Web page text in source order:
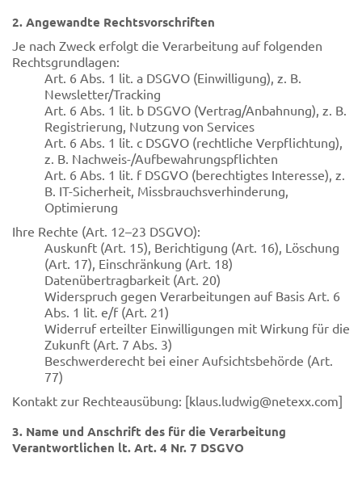
2. Angewandte Rechtsvorschriften
Je nach Zweck erfolgt die Verarbeitung auf folgenden
Rechtsgrundlagen:
Art. 6 Abs. 1 lit. a DSGVO (Einwilligung), z. B.
Newsletter/Tracking
Art. 6 Abs. 1 lit. b DSGVO (Vertrag/Anbahnung), z. B.
Registrierung, Nutzung von Services
Art. 6 Abs. 1 lit. c DSGVO (rechtliche Verpflichtung),
z. B. Nachweis-/Aufbewahrungspflichten
Art. 6 Abs. 1 lit. f DSGVO (berechtigtes Interesse), z.
B. IT-Sicherheit, Missbrauchsverhinderung,
Optimierung
Ihre Rechte (Art. 12–23 DSGVO):
Auskunft (Art. 15), Berichtigung (Art. 16), Löschung
(Art. 17), Einschränkung (Art. 18)
Datenübertragbarkeit (Art. 20)
Widerspruch gegen Verarbeitungen auf Basis Art. 6
Abs. 1 lit. e/f (Art. 21)
Widerruf erteilter Einwilligungen mit Wirkung für die
Zukunft (Art. 7 Abs. 3)
Beschwerderecht bei einer Aufsichtsbehörde (Art.
77)
Kontakt zur Rechteausübung: [klaus.ludwig@netexx.com]
3. Name und Anschrift des für die Verarbeitung
Verantwortlichen lt. Art. 4 Nr. 7 DSGVO